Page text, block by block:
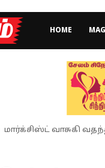
HOME
மார்க்சிஸ்ட் வாசுகி